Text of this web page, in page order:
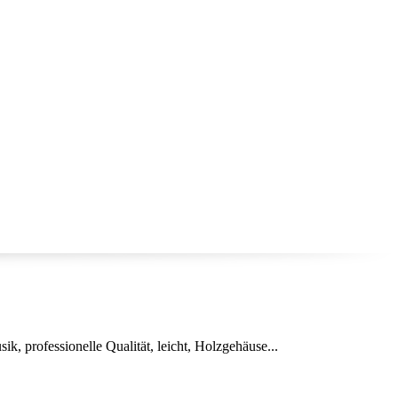
professionelle Qualität, leicht, Holzgehäuse...